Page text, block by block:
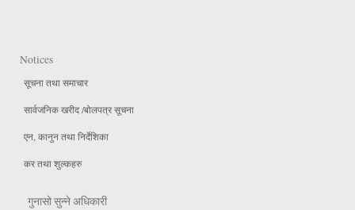
Notices
सूचना तथा समाचार
सार्वजनिक खरीद /बोलपत्र सूचना
एन, कानुन तथा निर्देशिका
कर तथा शुल्कहरु
गुनासो सुन्ने अधिकारी